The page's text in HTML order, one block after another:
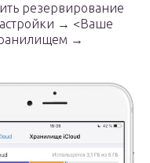
резервирование
→ <Ваше
→